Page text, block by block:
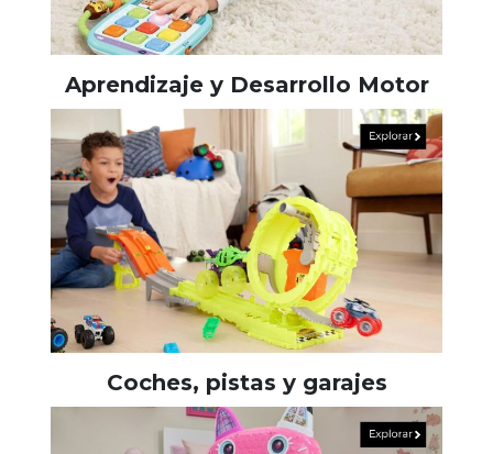
Aprendizaje y Desarrollo Motor
Coches, pistas y garajes